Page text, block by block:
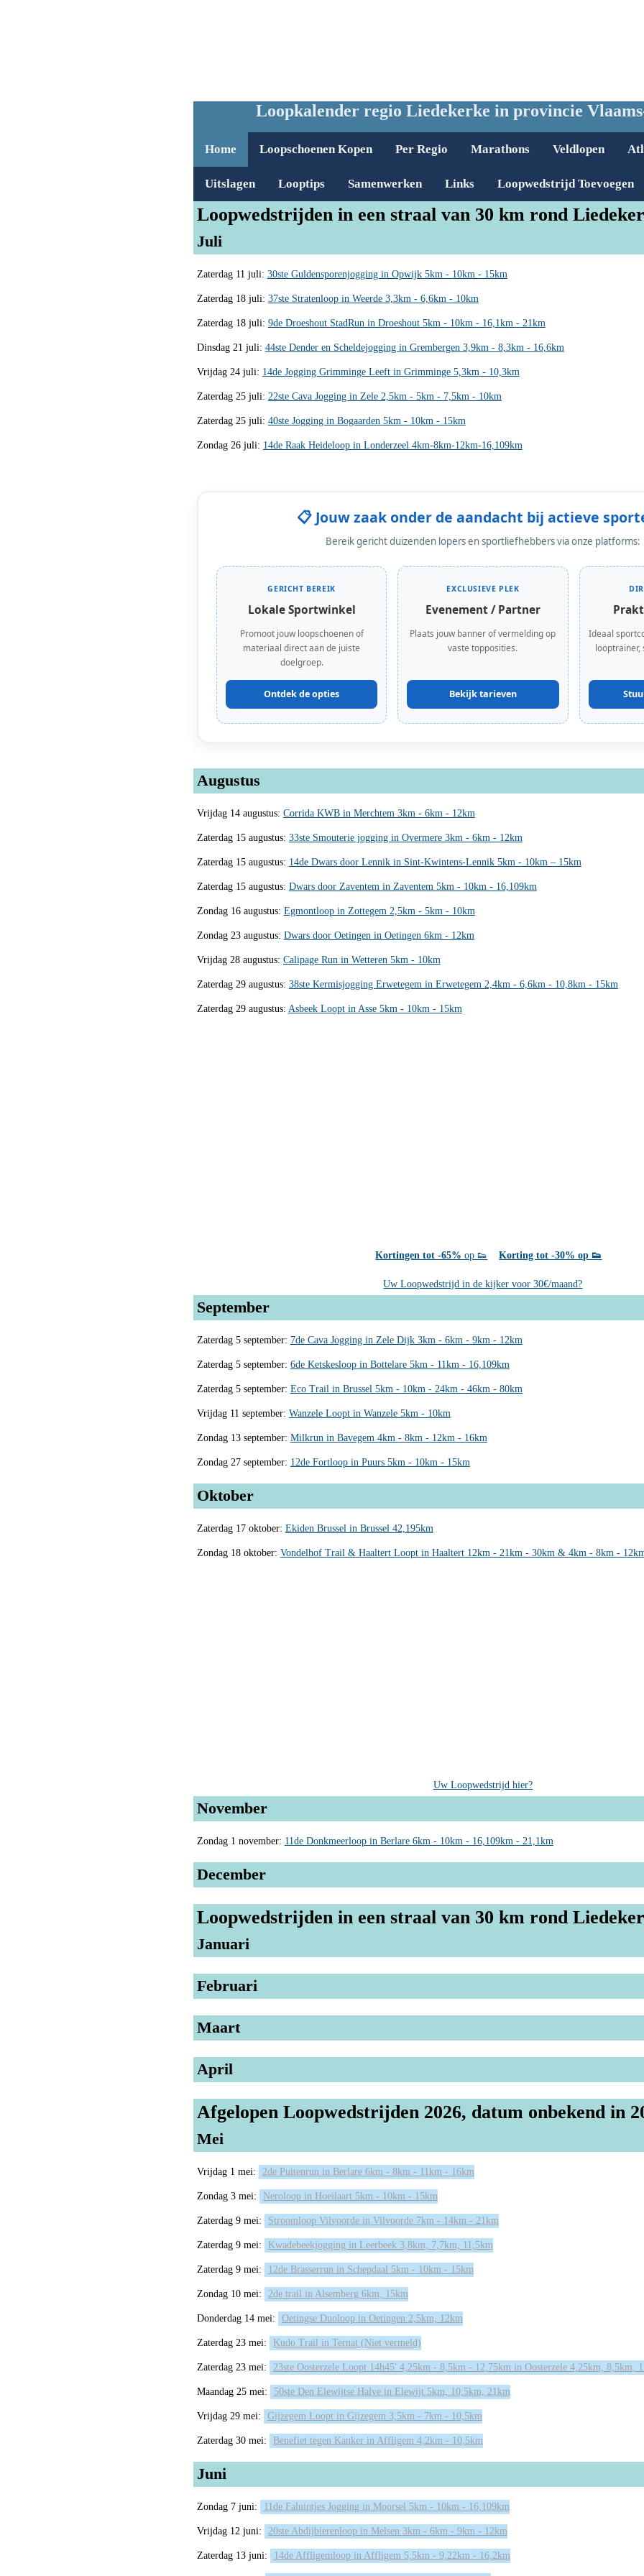
Loopkalender regio Liedekerke in provincie
Home Loopschoenen Kopen Per Regio Marathons Veldlopen
Uitslagen Looptips Samenwerken Links Loopwedstrijd Toevoegen
Loopwedstrijden in een straal van 30 km rond
Juli
Zaterdag 11 juli: 30ste Guldensporenjogging in Opwijk 5km - 10km - 15km
Zaterdag 18 juli: 37ste Stratenloop in Weerde 3,3km - 6,6km - 10km
Zaterdag 18 juli: 9de Droeshout StadRun in Droeshout 5km - 10km - 16,1km - 21km
Dinsdag 21 juli: 44ste Dender en Scheldejogging in Grembergen 3,9km - 8,3km - 16,6km
Vrijdag 24 juli: 14de Jogging Grimminge Leeft in Grimminge 5,3km - 10,3km
Zaterdag 25 juli: 22ste Cava Jogging in Zele 2,5km - 5km - 7,5km - 10km
Zaterdag 25 juli: 40ste Jogging in Bogaarden 5km - 10km - 15km
Zondag 26 juli: 14de Raak Heideloop in Londerzeel 4km-8km-12km-16,109km
📋 Jouw zaak onder de aandacht bij actieve
Bereik gericht duizenden lopers en sportliefhebbers via onze platforms:
GERICHT BEREIK
Lokale Sportwinkel
Promoot jouw loopschoenen of
materiaal direct aan de juiste
doelgroep.
Ontdek de opties
EXCLUSIEVE PLEK
Evenement / Partner
Plaats jouw banner of vermelding op
vaste topposities.
Bekijk tarieven
Ideaal
looptrainer,
Augustus
Vrijdag 14 augustus: Corrida KWB in Merchtem 3km - 6km - 12km
Zaterdag 15 augustus: 33ste Smouterie jogging in Overmere 3km - 6km - 12km
Zaterdag 15 augustus: 14de Dwars door Lennik in Sint-Kwintens-Lennik 5km - 10km – 15km
Zaterdag 15 augustus: Dwars door Zaventem in Zaventem 5km - 10km - 16,109km
Zondag 16 augustus: Egmontloop in Zottegem 2,5km - 5km - 10km
Zondag 23 augustus: Dwars door Oetingen in Oetingen 6km - 12km
Vrijdag 28 augustus: Calipage Run in Wetteren 5km - 10km
Zaterdag 29 augustus: 38ste Kermisjogging Erwetegem in Erwetegem 2,4km - 6,6km - 10,8km - 15km
Zaterdag 29 augustus: Asbeek Loopt in Asse 5km - 10km - 15km
Kortingen tot -65% op 👟 Korting tot -30% op 👟
Uw Loopwedstrijd in de kijker voor 30€/maand?
September
Zaterdag 5 september: 7de Cava Jogging in Zele Dijk 3km - 6km - 9km - 12km
Zaterdag 5 september: 6de Ketskesloop in Bottelare 5km - 11km - 16,109km
Zaterdag 5 september: Eco Trail in Brussel 5km - 10km - 24km - 46km - 80km
Vrijdag 11 september: Wanzele Loopt in Wanzele 5km - 10km
Zondag 13 september: Milkrun in Bavegem 4km - 8km - 12km - 16km
Zondag 27 september: 12de Fortloop in Puurs 5km - 10km - 15km
Oktober
Zaterdag 17 oktober: Ekiden Brussel in Brussel 42,195km
Zondag 18 oktober: Vondelhof Trail & Haaltert Loopt in Haaltert 12km - 21km - 30km & 4km - 8km -
Uw Loopwedstrijd hier?
November
Zondag 1 november: 11de Donkmeerloop in Berlare 6km - 10km - 16,109km - 21,1km
December
Loopwedstrijden in een straal van 30 km rond
Januari
Februari
Maart
April
Afgelopen Loopwedstrijden 2026, datum onbekend in
Mei
Vrijdag 1 mei: 2de Puitenrun in Berlare 6km - 8km - 11km - 16km
Zondag 3 mei: Neroloop in Hoeilaart 5km - 10km - 15km
Zaterdag 9 mei: Stroomloop Vilvoorde in Vilvoorde 7km - 14km - 21km
Zaterdag 9 mei: Kwadebeekjogging in Leerbeek 3,8km, 7,7km, 11,5km
Zaterdag 9 mei: 12de Brasserrun in Schepdaal 5km - 10km - 15km
Zondag 10 mei: 2de trail in Alsemberg 6km, 15km
Donderdag 14 mei: Oetingse Duoloop in Oetingen 2,5km, 12km
Zaterdag 23 mei: Kudo Trail in Ternat (Niet vermeld)
Zaterdag 23 mei: 23ste Oosterzele Loopt 14h45' 4,25km - 8,5km - 12,75km in Oosterzele 4,25km, 8,5km,
Maandag 25 mei: 50ste Den Elewijtse Halve in Elewijt 5km, 10,5km, 21km
Vrijdag 29 mei: Gijzegem Loopt in Gijzegem 3,5km - 7km - 10,5km
Zaterdag 30 mei: Benefiet tegen Kanker in Affligem 4,2km - 10,5km
Juni
Zondag 7 juni: 11de Faluintjes Jogging in Moorsel 5km - 10km - 16,109km
Vrijdag 12 juni: 20ste Abdijbierenloop in Melsen 3km - 6km - 9km - 12km
Zaterdag 13 juni: 14de Affligemloop in Affligem 5,5km - 9,22km - 16,2km